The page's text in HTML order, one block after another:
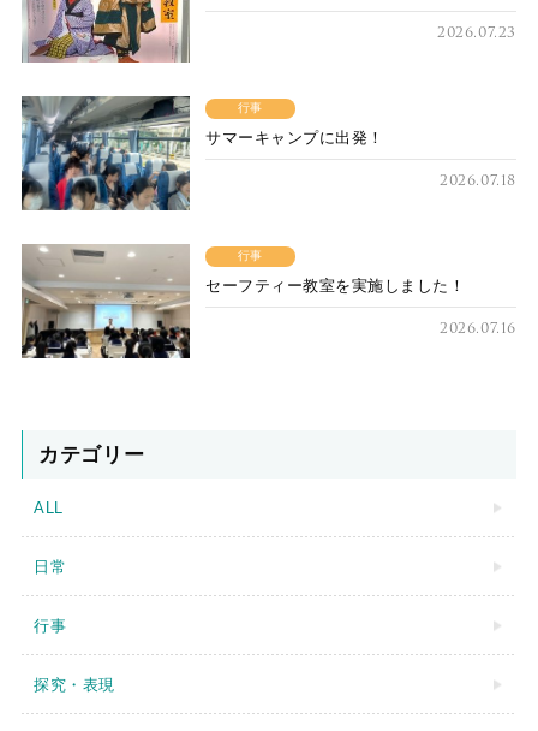
2026.07.23
行事
サマーキャンプに出発！
2026.07.18
行事
セーフティー教室を実施しました！
2026.07.16
カテゴリー
ALL
日常
行事
探究・表現